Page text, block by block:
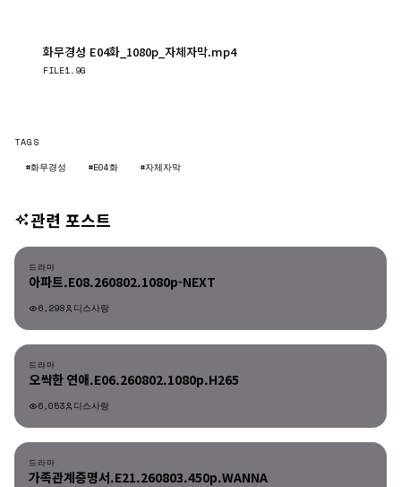
화무경성 E04화_1080p_자체자막.mp4
FILE1.9G
TAGS
#화무경성
#E04화 #자체자막
관련 포스트
드라마
드라마
아파트.E08.260802.1080p-NEXT
6,298 디스사랑
드라마
오싹한 연애.E06.260802.1080p.H265
6,053 디스사랑
드라마
가족관계증명서.E21.260803.450p.WANNA